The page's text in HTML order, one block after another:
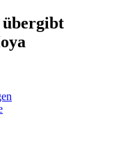
übergibt